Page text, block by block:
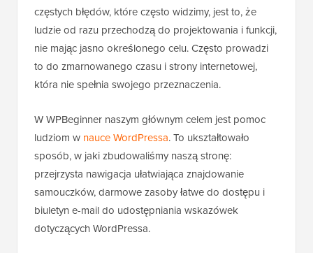
częstych błędów, które często widzimy, jest to, że
ludzie od razu przechodzą do projektowania i funkcji,
nie mając jasno określonego celu. Często prowadzi
to do zmarnowanego czasu i strony internetowej,
która nie spełnia swojego przeznaczenia.
W WPBeginner naszym głównym celem jest pomoc
ludziom w nauce WordPressa. To ukształtowało
sposób, w jaki zbudowaliśmy naszą stronę:
przejrzysta nawigacja ułatwiająca znajdowanie
samouczków, darmowe zasoby łatwe do dostępu i
biuletyn e-mail do udostępniania wskazówek
dotyczących WordPressa.